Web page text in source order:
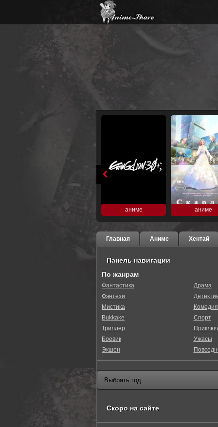
аниме аниме
Главная Аниме Хентай
Панель навигации
По жанрам
Фантастика
Фэнтези
Мистика
Bukkake
Триллер
Боевик
Экшен
Драма
Комедия
Спорт
Ужасы
Скоро на сайте